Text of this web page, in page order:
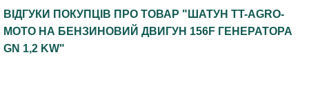
ВІДГУКИ ПОКУПЦІВ ПРО ТОВАР "ШАТУН TT-AGRO-
MOTO НА БЕНЗИНОВИЙ ДВИГУН 156F ГЕНЕРАТОРА
GN 1,2 KW"